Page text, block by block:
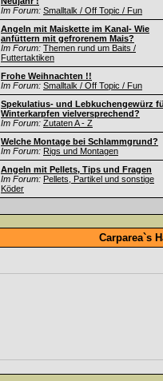
Im Forum: Smalltalk / Off Topic / Fun
Angeln mit Maiskette im Kanal- Wie
anfüttern mit gefrorenem Mais?
Im Forum: Themen rund um Baits /
Futtertaktiken
Frohe Weihnachten !!
Im Forum: Smalltalk / Off Topic / Fun
Spekulatius- und Lebkuchengewürz
Winterkarpfen vielversprechend?
Im Forum: Zutaten A - Z
Welche Montage bei Schlammgrund?
Im Forum: Rigs und Montagen
Angeln mit Pellets, Tips und Fragen
Im Forum: Pellets, Partikel und sonstige
Köder
Carparea`s